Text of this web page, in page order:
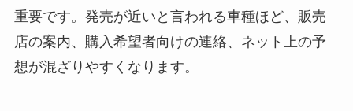
重要です。発売が近いと言われる車種ほど、販売
店の案内、購入希望者向けの連絡、ネット上の予
想が混ざりやすくなります。